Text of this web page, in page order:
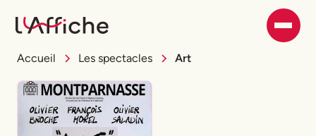
Accueil Les spectacles Art